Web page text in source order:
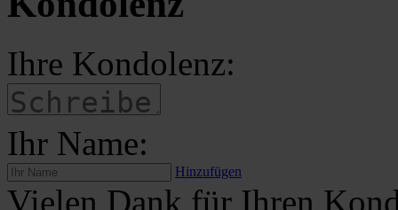
Ihre Kondolenz:
Ihr Name:
Hinzufügen
Vielen Dank für Ihren